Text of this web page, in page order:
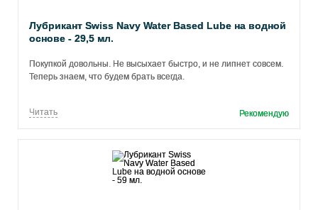
Лубрикант Swiss Navy Water Based Lube на водной
основе - 29,5 мл.
Покупкой довольны. Не высыхает быстро, и не липнет совсем.
Теперь знаем, что будем брать всегда.
Читать Рекомендую